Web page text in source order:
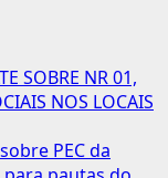
SOBRE NR 01,
NOS LOCAIS
PEC da